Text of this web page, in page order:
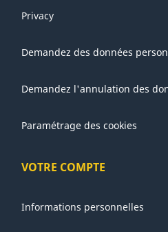
Privacy
Demandez des données
Demandez l'annulation des
Paramétrage des cookies
VOTRE COMPTE
Informations personnelles